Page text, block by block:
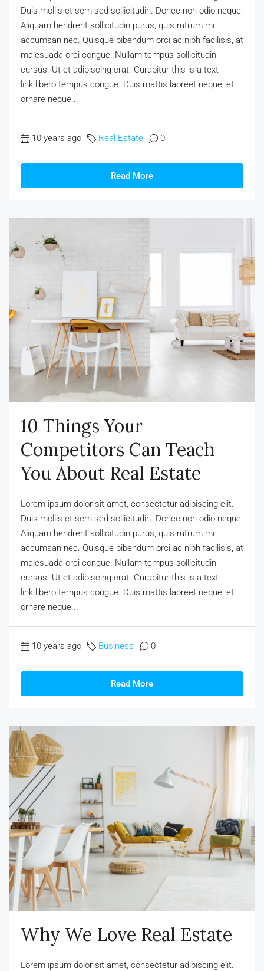
Duis mollis et sem sed sollicitudin. Donec non odio neque.
Aliquam hendrerit sollicitudin purus, quis rutrum mi
accumsan nec. Quisque bibendum orci ac nibh facilisis, at
malesuada orci congue. Nullam tempus sollicitudin
cursus. Ut et adipiscing erat. Curabitur this is a text
link libero tempus congue. Duis mattis laoreet neque, et
ornare neque...
10 years ago Real Estate 0
Read More
10 Things Your
Competitors Can Teach
You About Real Estate
Lorem ipsum dolor sit amet, consectetur adipiscing elit.
Duis mollis et sem sed sollicitudin. Donec non odio neque.
Aliquam hendrerit sollicitudin purus, quis rutrum mi
accumsan nec. Quisque bibendum orci ac nibh facilisis, at
malesuada orci congue. Nullam tempus sollicitudin
cursus. Ut et adipiscing erat. Curabitur this is a text
link libero tempus congue. Duis mattis laoreet neque, et
ornare neque...
10 years ago Business 0
Read More
Why We Love Real Estate
Lorem ipsum dolor sit amet, consectetur adipiscing elit.